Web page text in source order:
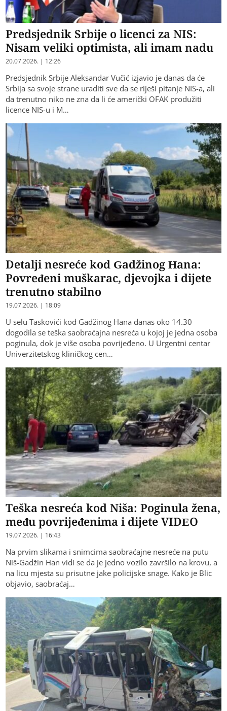
Predsjednik Srbije o licenci za NIS:
Nisam veliki optimista, ali imam nadu
20.07.2026. | 12:26
Predsjednik Srbije Aleksandar Vučić izjavio je danas da će
Srbija sa svoje strane uraditi sve da se riješi pitanje NIS-a, ali
da trenutno niko ne zna da li će američki OFAK produžiti
licence NIS-u i M…
Detalji nesreće kod Gadžinog Hana:
Povređeni muškarac, djevojka i dijete
trenutno stabilno
19.07.2026. | 18:09
U selu Taskovići kod Gadžinog Hana danas oko 14.30
dogodila se teška saobraćajna nesreća u kojoj je jedna osoba
poginula, dok je više osoba povrijeđeno. U Urgentni centar
Univerzitetskog kliničkog cen…
Teška nesreća kod Niša: Poginula žena,
među povrijeđenima i dijete VIDEO
19.07.2026. | 16:43
Na prvim slikama i snimcima saobraćajne nesreće na putu
Niš-Gadžin Han vidi se da je jedno vozilo završilo na krovu, a
na licu mjesta su prisutne jake policijske snage. Kako je Blic
objavio, saobraćaj…